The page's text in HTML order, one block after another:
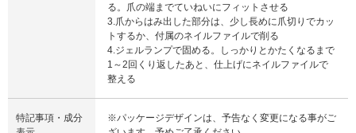
る。爪の端までていねいにフィットさせる
3.爪からはみ出した部分は、少し長めに爪切りでカッ
トするか、付属のネイルファイルで削る
4.ジェルランプで固める。しっかりとかたくなるまで
1～2回くり返したあと、仕上げにネイルファイルで
整える
特記事項・成分
※パッケージデザインは、予告なく変更になる事がご